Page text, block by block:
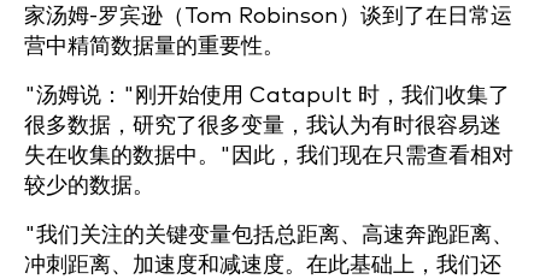
家汤姆-罗宾逊（Tom Robinson）谈到了在日常运
营中精简数据量的重要性。
"汤姆说："刚开始使用 Catapult 时，我们收集了
很多数据，研究了很多变量，我认为有时很容易迷
失在收集的数据中。"因此，我们现在只需查看相对
较少的数据。
"我们关注的关键变量包括总距离、高速奔跑距离、
冲刺距离、加速度和减速度。在此基础上，我们还